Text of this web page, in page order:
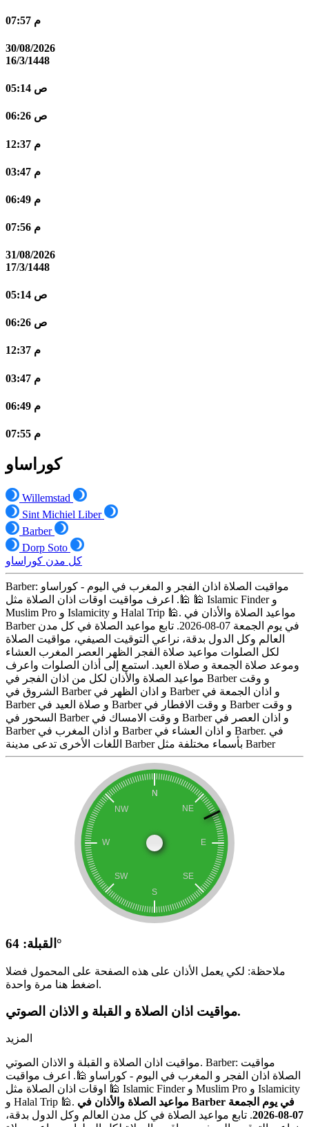
07:57 م
30/08/2026
16/3/1448
05:14 ص
06:26 ص
12:37 م
03:47 م
06:49 م
07:56 م
31/08/2026
17/3/1448
05:14 ص
06:26 ص
12:37 م
03:47 م
06:49 م
07:55 م
كوراساو
Willemstad
Sint Michiel Liber
Barber
Dorp Soto
كل مدن كوراساو
Barber: مواقيت الصلاة اذان الفجر و المغرب في اليوم - كوراساو
🕌. اعرف مواقيت اوقات اذان الصلاة مثل 🕌 Islamic Finder و
Muslim Pro و Islamicity و Halal Trip 🕌. مواعيد الصلاة والأذان في
Barber في يوم الجمعة 07-08-2026. تابع مواعيد الصلاة في كل مدن
العالم وكل الدول بدقة، نراعي التوقيت الصيفي، مواقيت الصلاة
لكل الصلوات مواعيد صلاة الفجر الظهر العصر المغرب العشاء
وموعد صلاة الجمعة و صلاة العيد. استمع إلى أذان الصلوات واعرف
مواعيد الصلاة والأذان لكل من اذان الفجر في Barber و وقت
الشروق في Barber و اذان الظهر في Barber و اذان الجمعة في
Barber و صلاة العيد في Barber و وقت الافطار في Barber و وقت
السحور في Barber و وقت الامساك في Barber و اذان العصر في
Barber و اذان المغرب في Barber و اذان العشاء في Barber. في
اللغات الأخرى تدعى مدينة Barber بأسماء مختلفة مثل Barber
القبلة: 64°
ملاحظة: لكي يعمل الأذان على هذه الصفحة على المحمول فضلا
اضغط هنا مرة واحدة.
مواقيت اذان الصلاة و القبلة و الاذان الصوتي.
المزيد
مواقيت اذان الصلاة و القبلة و الاذان الصوتي. Barber: مواقيت
الصلاة اذان الفجر و المغرب في اليوم - كوراساو 🕌. اعرف مواقيت
اوقات اذان الصلاة مثل 🕌 Islamic Finder و Muslim Pro و Islamicity
و Halal Trip 🕌. مواعيد الصلاة والأذان في Barber في يوم الجمعة
07-08-2026
. تابع مواعيد الصلاة في كل مدن العالم وكل الدول بدقة،